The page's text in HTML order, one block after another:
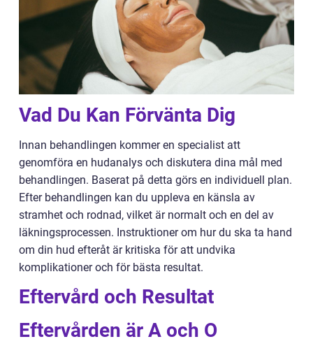
Vad Du Kan Förvänta Dig
Innan behandlingen kommer en specialist att
genomföra en hudanalys och diskutera dina mål med
behandlingen. Baserat på detta görs en individuell plan.
Efter behandlingen kan du uppleva en känsla av
stramhet och rodnad, vilket är normalt och en del av
läkningsprocessen. Instruktioner om hur du ska ta hand
om din hud efteråt är kritiska för att undvika
komplikationer och för bästa resultat.
Eftervård och Resultat
Eftervården är A och O